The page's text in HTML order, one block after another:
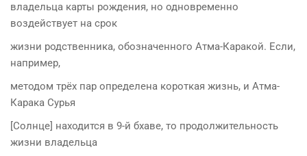
владельца карты рождения, но одновременно
воздействует на срок
жизни родственника, обозначенного Атма-Каракой. Если,
например,
методом трёх пар определена короткая жизнь, и Атма-
Карака Сурья
[Солнце] находится в 9-й бхаве, то продолжительность
жизни владельца